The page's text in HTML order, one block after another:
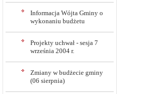
Informacja Wójta Gminy o
wykonaniu budżetu
Projekty uchwał - sesja 7
września 2004 r.
Zmiany w budżecie gminy
(06 sierpnia)